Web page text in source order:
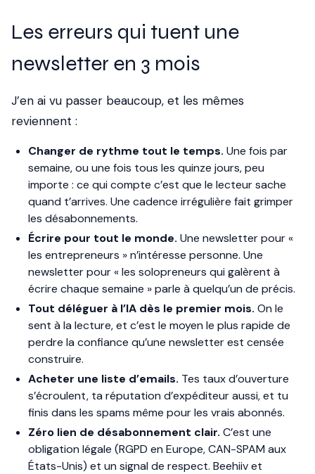
Les erreurs qui tuent une
newsletter en 3 mois
J’en ai vu passer beaucoup, et les mêmes
reviennent :
Changer de rythme tout le temps. Une fois par
semaine, ou une fois tous les quinze jours, peu
importe : ce qui compte c’est que le lecteur sache
quand t’arrives. Une cadence irrégulière fait grimper
les désabonnements.
Écrire pour tout le monde. Une newsletter pour «
les entrepreneurs » n’intéresse personne. Une
newsletter pour « les solopreneurs qui galèrent à
écrire chaque semaine » parle à quelqu’un de précis.
Tout déléguer à l’IA dès le premier mois. On le
sent à la lecture, et c’est le moyen le plus rapide de
perdre la confiance qu’une newsletter est censée
construire.
Acheter une liste d’emails. Tes taux d’ouverture
s’écroulent, ta réputation d’expéditeur aussi, et tu
finis dans les spams même pour les vrais abonnés.
Zéro lien de désabonnement clair. C’est une
obligation légale (RGPD en Europe, CAN-SPAM aux
États-Unis) et un signal de respect. Beehiiv et